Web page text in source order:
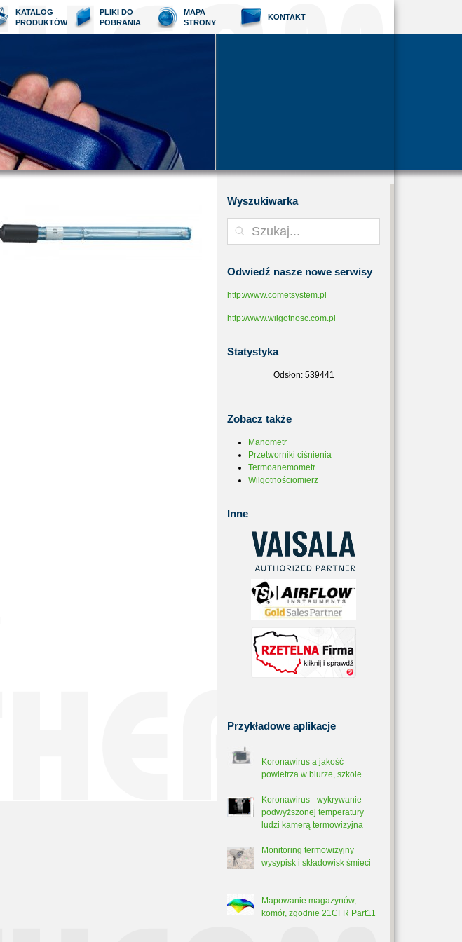
KATALOG
PRODUKTÓW
PLIKI DO
POBRANIA
MAPA
STRONY
KONTAKT
Wyszukiwarka
Odwiedź nasze nowe serwisy
http://www.cometsystem.pl
http://www.wilgotnosc.com.pl
Statystyka
Odsłon: 539441
Zobacz także
Manometr
Przetworniki ciśnienia
Termoanemometr
Wilgotnościomierz
Inne
Przykładowe aplikacje
Koronawirus a jakość
powietrza w biurze, szkole
Koronawirus - wykrywanie
podwyższonej temperatury
ludzi kamerą termowizyjna
Monitoring termowizyjny
wysypisk i składowisk śmieci
Mapowanie magazynów,
komór, zgodnie 21CFR Part11